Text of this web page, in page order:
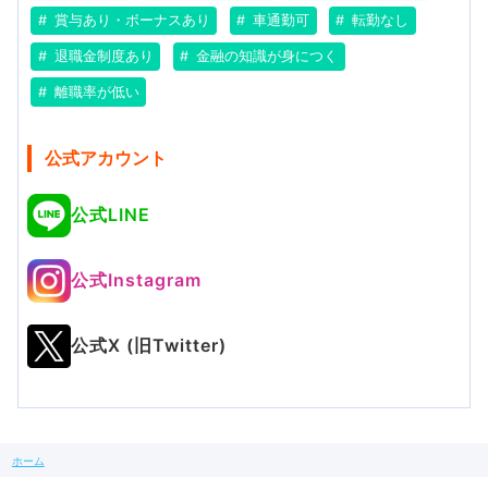
賞与あり・ボーナスあり 車通勤可 転勤なし
退職金制度あり 金融の知識が身につく
離職率が低い
公式アカウント
公式LINE
公式Instagram
公式X (旧Twitter)
ホーム